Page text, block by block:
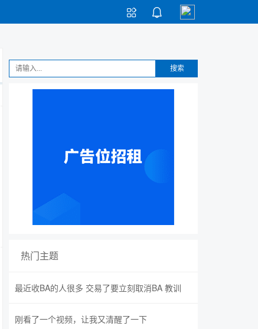


搜索
热门主题
最近收BA的人很多 交易了要立刻取消BA 教训
刚看了一个视频，让我又清醒了一下